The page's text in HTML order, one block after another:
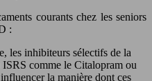
courants chez les seniors
:
les inhibiteurs sélectifs de la
comme le Citalopram ou
la manière dont ces